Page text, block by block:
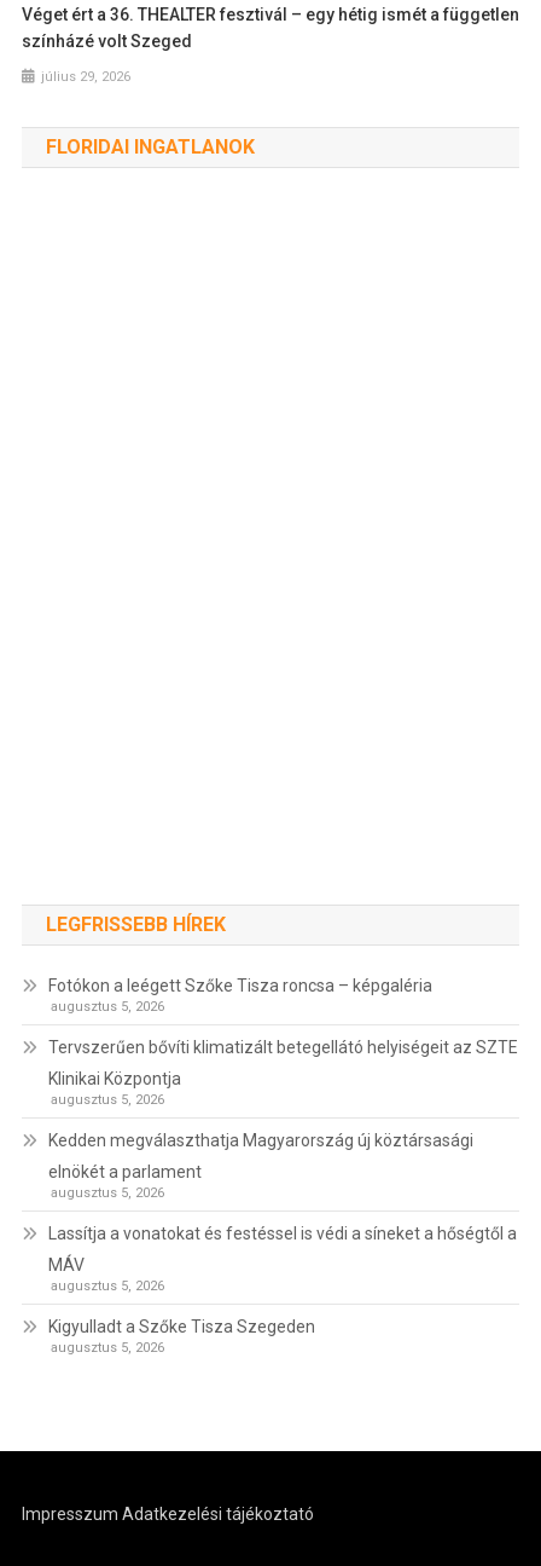
Véget ért a 36. THEALTER fesztivál – egy hétig ismét a független
színházé volt Szeged
július 29, 2026
FLORIDAI INGATLANOK
LEGFRISSEBB HÍREK
Fotókon a leégett Szőke Tisza roncsa – képgaléria
augusztus 5, 2026
Tervszerűen bővíti klimatizált betegellátó helyiségeit az SZTE
Klinikai Központja
augusztus 5, 2026
Kedden megválaszthatja Magyarország új köztársasági
elnökét a parlament
augusztus 5, 2026
Lassítja a vonatokat és festéssel is védi a síneket a hőségtől a
MÁV
augusztus 5, 2026
Kigyulladt a Szőke Tisza Szegeden
augusztus 5, 2026
Impresszum Adatkezelési tájékoztató